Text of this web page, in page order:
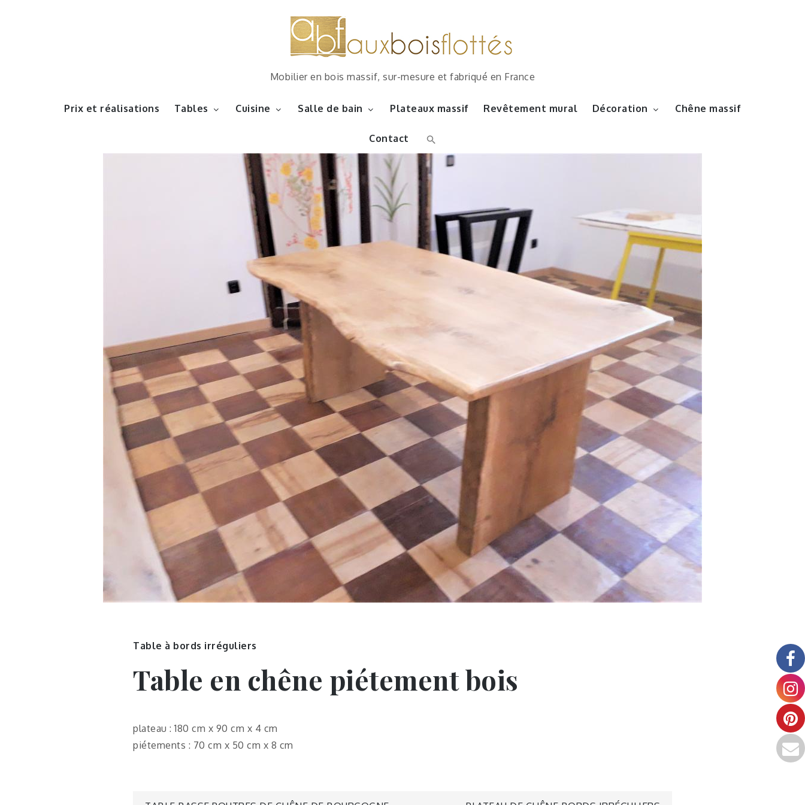
Mobilier en bois massif, sur-mesure et fabriqué en France
Prix et réalisations Tables Cuisine Salle de bain Plateaux massif Revêtement mural Décoration Chêne massif
Contact
Table à bords irréguliers
Table en chêne piétement bois
plateau : 180 cm x 90 cm x 4 cm
piétements : 70 cm x 50 cm x 8 cm